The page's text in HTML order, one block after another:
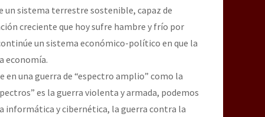
un sistema terrestre sostenible, capaz de
creciente que hoy sufre hambre y frío por
un sistema económico-político en que la
economía.
una guerra de “espectro amplio” como la
es la guerra violenta y armada, podemos
informática y cibernética, la guerra contra la